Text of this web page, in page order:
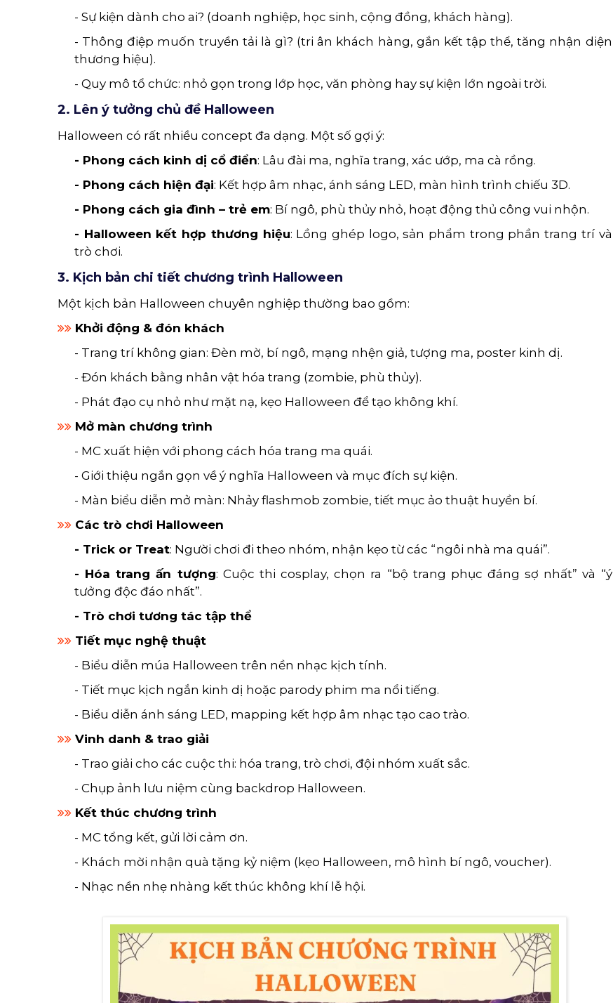
- Sự kiện dành cho ai? (doanh nghiệp, học sinh, cộng đồng, khách hàng).
- Thông điệp muốn truyền tải là gì? (tri ân khách hàng, gắn kết tập thể, tăng nhận diện
thương hiệu).
- Quy mô tổ chức: nhỏ gọn trong lớp học, văn phòng hay sự kiện lớn ngoài trời.
2. Lên ý tưởng chủ đề Halloween
Halloween có rất nhiều concept đa dạng. Một số gợi ý:
- Phong cách kinh dị cổ điển: Lâu đài ma, nghĩa trang, xác ướp, ma cà rồng.
- Phong cách hiện đại: Kết hợp âm nhạc, ánh sáng LED, màn hình trình chiếu 3D.
- Phong cách gia đình – trẻ em: Bí ngô, phù thủy nhỏ, hoạt động thủ công vui nhộn.
- Halloween kết hợp thương hiệu: Lồng ghép logo, sản phẩm trong phần trang trí và
trò chơi.
3. Kịch bản chi tiết chương trình Halloween
Một kịch bản Halloween chuyên nghiệp thường bao gồm:
Khởi động & đón khách
- Trang trí không gian: Đèn mờ, bí ngô, mạng nhện giả, tượng ma, poster kinh dị.
- Đón khách bằng nhân vật hóa trang (zombie, phù thủy).
- Phát đạo cụ nhỏ như mặt nạ, kẹo Halloween để tạo không khí.
Mở màn chương trình
- MC xuất hiện với phong cách hóa trang ma quái.
- Giới thiệu ngắn gọn về ý nghĩa Halloween và mục đích sự kiện.
- Màn biểu diễn mở màn: Nhảy flashmob zombie, tiết mục ảo thuật huyền bí.
Các trò chơi Halloween
- Trick or Treat: Người chơi đi theo nhóm, nhận kẹo từ các “ngôi nhà ma quái”.
- Hóa trang ấn tượng: Cuộc thi cosplay, chọn ra “bộ trang phục đáng sợ nhất” và “ý
tưởng độc đáo nhất”.
- Trò chơi tương tác tập thể
Tiết mục nghệ thuật
- Biểu diễn múa Halloween trên nền nhạc kịch tính.
- Tiết mục kịch ngắn kinh dị hoặc parody phim ma nổi tiếng.
- Biểu diễn ánh sáng LED, mapping kết hợp âm nhạc tạo cao trào.
Vinh danh & trao giải
- Trao giải cho các cuộc thi: hóa trang, trò chơi, đội nhóm xuất sắc.
- Chụp ảnh lưu niệm cùng backdrop Halloween.
Kết thúc chương trình
- MC tổng kết, gửi lời cảm ơn.
- Khách mời nhận quà tặng kỷ niệm (kẹo Halloween, mô hình bí ngô, voucher).
- Nhạc nền nhẹ nhàng kết thúc không khí lễ hội.